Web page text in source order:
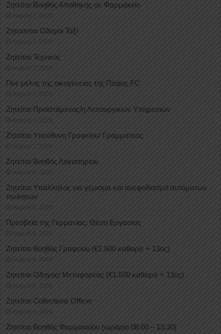
Ζητείται Βοηθός Αποθήκης σε Φαρμακείο
August 7, 2026
Ζητούνται Οδηγοί Ταξί
August 7, 2026
Ζητείται Τεχνικός
August 7, 2026
Γίνε μέλος της οικογένειας της Πάφος FC
August 7, 2026
Ζητείται Προϊστάμενος/η Λειτουργικών Υπηρεσιών
August 7, 2026
Ζητείται Υπεύθυνη Γραφείου/ Γραμματέας
August 7, 2026
Ζητείται Βοηθός Λογιστηρίου
August 6, 2026
Ζητείται Υπάλληλος για γέμισμα και ανεφοδιασμό αυτόματων
πωλητών
August 6, 2026
Πρεσβεία της Γερμανίας: Θέση Εργασίας
August 6, 2026
Ζητείται Βοηθός Γραφείου (€1.500 καθαρά + 13ος)
August 6, 2026
Ζητείται Οδηγός/ Μεταφορέας (€1.500 καθαρά + 13ος)
August 6, 2026
Ζητείται Collections Officer
August 6, 2026
Ζητείται Βοηθός Φαρμακείου (ωράριο 08:00 – 13:30)